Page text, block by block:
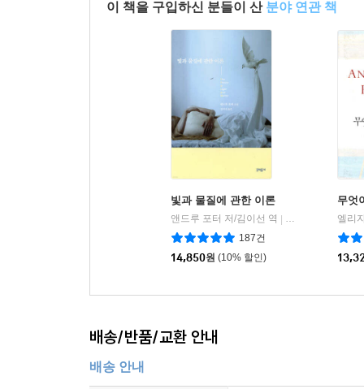
이 책을 구입하신 분들이 산 분야 연관 책
빛과 물질에 관한 이론
앤드루 포터 저/김이선 역
문학동네
187건
14,850원 (10% 할인)
무엇
배송/반품/교환 안내
배송 안내